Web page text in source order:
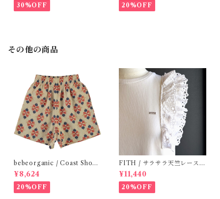
30%OFF 20%OFF
その他の商品
bebeorganic / Coast Short
s Under The Sea ( 3・５Y)
¥8,624
20%OFF
FITH / サラサラ天竺レースT
シャツ (White) / 145・155
¥11,440
20%OFF